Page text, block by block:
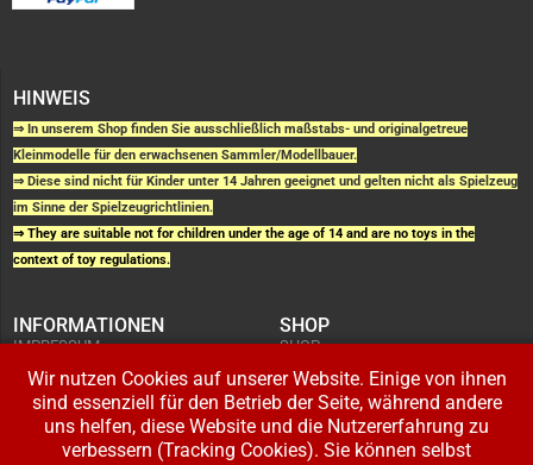
HINWEIS
⇒ In unserem Shop finden Sie ausschließlich maßstabs- und originalgetreue
Kleinmodelle für den erwachsenen Sammler/Modellbauer.
⇒ Diese sind nicht für Kinder unter 14 Jahren geeignet und gelten nicht als Spielzeug
im Sinne der Spielzeugrichtlinien.
⇒ They are suitable not for children under the age of 14 and are no toys in the
context of toy regulations.
INFORMATIONEN
IMPRESSUM
KUNDENINFORMATIONEN
WIDERRUFSRECHT
DATENSCHUTZERKLÄRUNG
ZAHLUNG UND VERSAND
SHOP
SHOP
BESTELLUNGEN
ADRESSE BEARBEITEN
Wir nutzen Cookies auf unserer Website. Einige von ihnen
sind essenziell für den Betrieb der Seite, während andere
uns helfen, diese Website und die Nutzererfahrung zu
verbessern (Tracking Cookies). Sie können selbst